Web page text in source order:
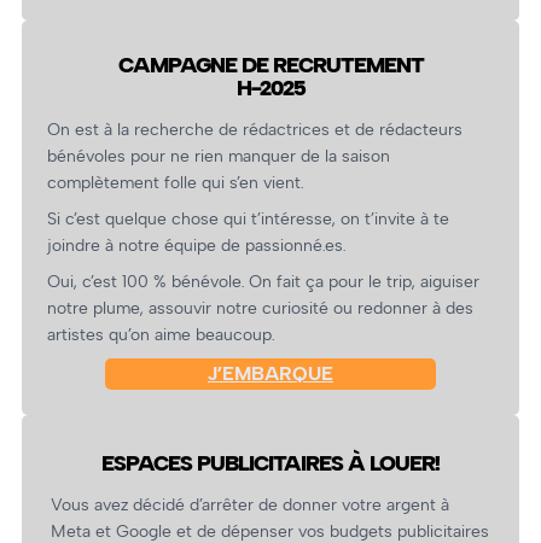
CAMPAGNE DE RECRUTEMENT
H-2025
On est à la recherche de rédactrices et de rédacteurs
bénévoles pour ne rien manquer de la saison
complètement folle qui s’en vient.
Si c’est quelque chose qui t’intéresse, on t’invite à te
joindre à notre équipe de passionné.es.
Oui, c’est 100 % bénévole. On fait ça pour le trip, aiguiser
notre plume, assouvir notre curiosité ou redonner à des
artistes qu’on aime beaucoup.
J’EMBARQUE
ESPACES PUBLICITAIRES À LOUER!
Vous avez décidé d’arrêter de donner votre argent à
Meta et Google et de dépenser vos budgets publicitaires